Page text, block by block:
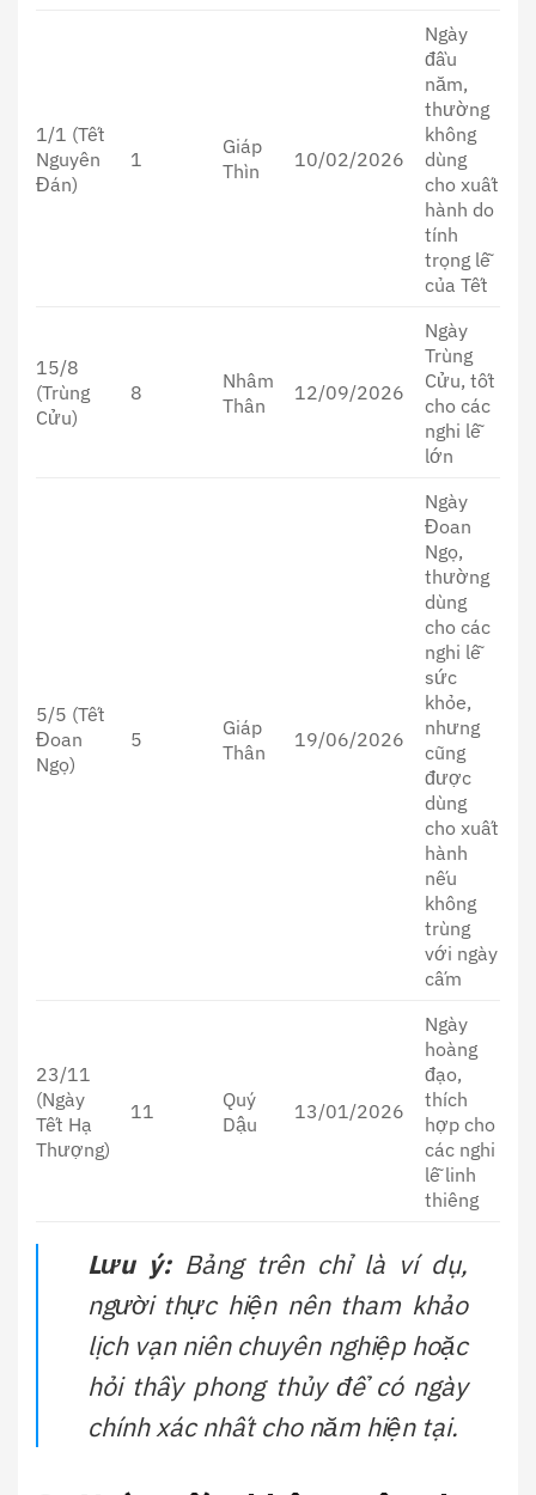
1/1 (Tết
Nguyên
Đán)
1
Giáp
Thìn
10/02/2026
Ngày
đầu
năm,
thường
không
dùng
cho xuất
hành do
tính
trọng lễ
của Tết
15/8
(Trùng
Cửu)
8
Nhâm
Thân
12/09/2026
Ngày
Trùng
Cửu, tốt
cho các
nghi lễ
lớn
5/5 (Tết
Đoan
Ngọ)
5
Giáp
Thân
19/06/2026
Ngày
Đoan
Ngọ,
thường
dùng
cho các
nghi lễ
sức
khỏe,
nhưng
cũng
được
dùng
cho xuất
hành
nếu
không
trùng
với ngày
cấm
23/11
(Ngày
Tết Hạ
Thượng)
11
Quý
Dậu
13/01/2026
Ngày
hoàng
đạo,
thích
hợp cho
các nghi
lễ linh
thiêng
Lưu ý:Bảng trên chỉ là ví dụ,
người thực hiện nên tham khảo
lịch vạn niên chuyên nghiệp hoặc
hỏi thầy phong thủy để có ngày
chính xác nhất cho năm hiện tại.